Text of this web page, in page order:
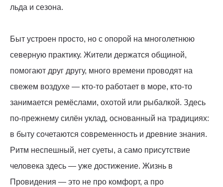
льда и сезона.
Быт устроен просто, но с опорой на многолетнюю
северную практику. Жители держатся общиной,
помогают друг другу, много времени проводят на
свежем воздухе — кто-то работает в море, кто-то
занимается ремёслами, охотой или рыбалкой. Здесь
по-прежнему силён уклад, основанный на традициях:
в быту сочетаются современность и древние знания.
Ритм неспешный, нет суеты, а само присутствие
человека здесь — уже достижение. Жизнь в
Провидения — это не про комфорт, а про